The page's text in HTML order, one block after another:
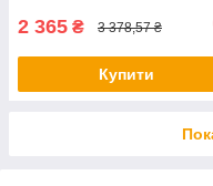
2 365 ₴ 3 378,57 ₴
Купити